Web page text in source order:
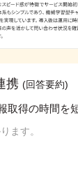
携(回答要約)
取得の時間を短
ます。